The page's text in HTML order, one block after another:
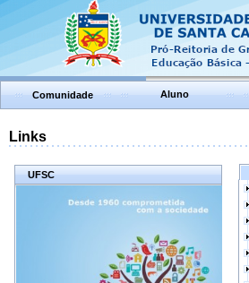
Comunidade Aluno
Links
UFSC